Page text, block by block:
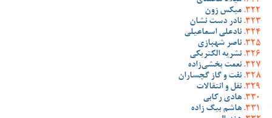
میکس زون
نادر دست نشان
نادعلی اسماعیلی
ناصر شهبازی
نشریه الکتریکی
نعمت بخشی‌زاده
نفت و گاز گچساران
نقل و انتقالات
هادی رکابی
هاشم بیگ زاده